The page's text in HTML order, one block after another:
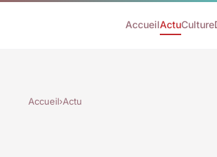
AccueilActuCulture
Accueil›Actu